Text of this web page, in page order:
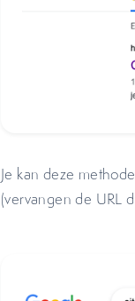
Je kan deze
(vervangen de URL